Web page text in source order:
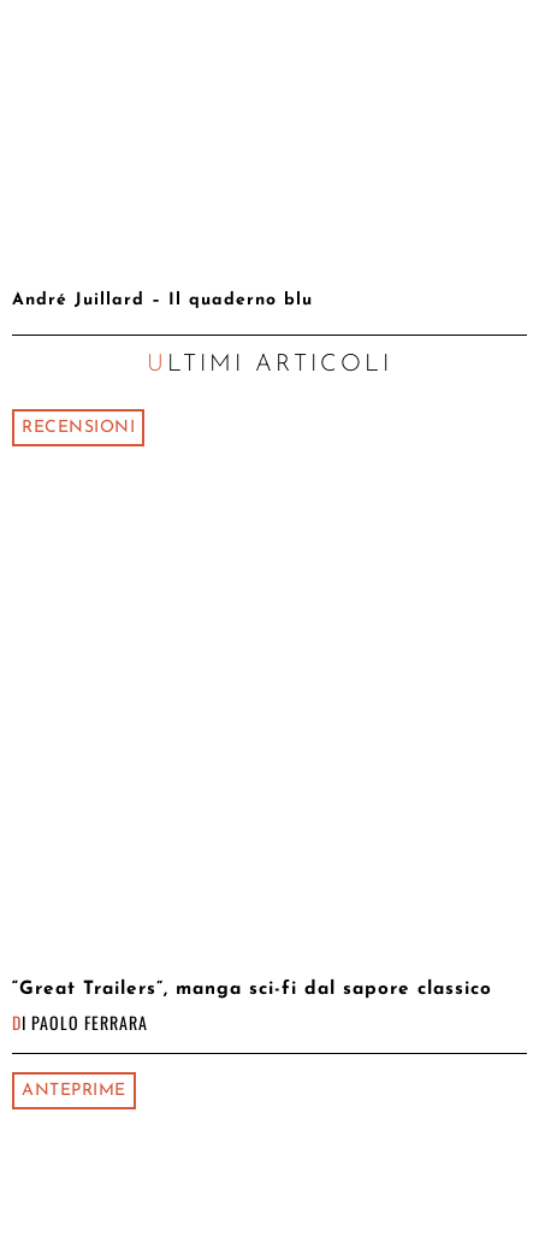
André Juillard – Il quaderno blu
ULTIMI ARTICOLI
RECENSIONI
“Great Trailers”, manga sci-fi dal sapore classico
DI PAOLO FERRARA
ANTEPRIME